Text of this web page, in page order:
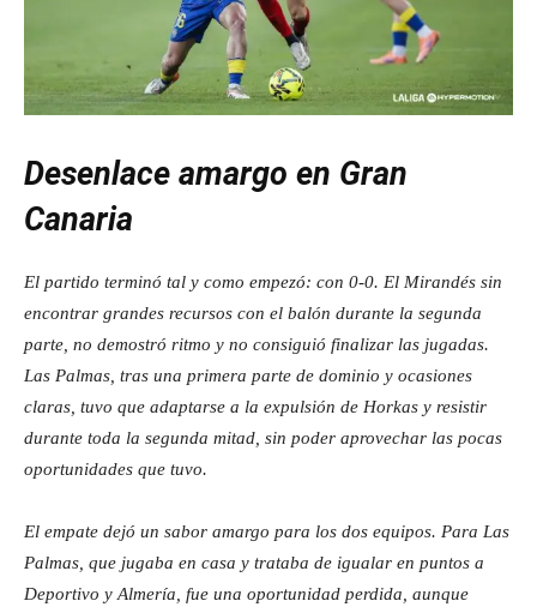
Desenlace amargo en Gran
Canaria
El partido terminó tal y como empezó: con 0-0. El Mirandés sin
encontrar grandes recursos con el balón durante la segunda
parte, no demostró ritmo y no consiguió finalizar las jugadas.
Las Palmas, tras una primera parte de dominio y ocasiones
claras, tuvo que adaptarse a la expulsión de Horkas y resistir
durante toda la segunda mitad, sin poder aprovechar las pocas
oportunidades que tuvo.
El empate dejó un sabor amargo para los dos equipos. Para Las
Palmas, que jugaba en casa y trataba de igualar en puntos a
Deportivo y Almería, fue una oportunidad perdida, aunque